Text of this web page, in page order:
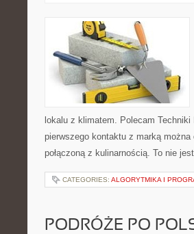
lokalu z klimatem. Polecam
pierwszego kontaktu z marką
połączoną z kulinarnością. To nie
CATEGORIES: ALGORYTMIKA I
PODRÓŻE PO